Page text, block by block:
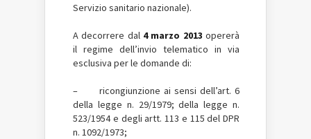
Servizio sanitario nazionale).
A decorrere dal 4 marzo 2013 opererà
il regime dell’invio telematico in via
esclusiva per le domande di:
– ricongiunzione ai sensi dell’art. 6
della legge n. 29/1979; della legge n.
523/1954 e degli artt. 113 e 115 del DPR
n. 1092/1973;